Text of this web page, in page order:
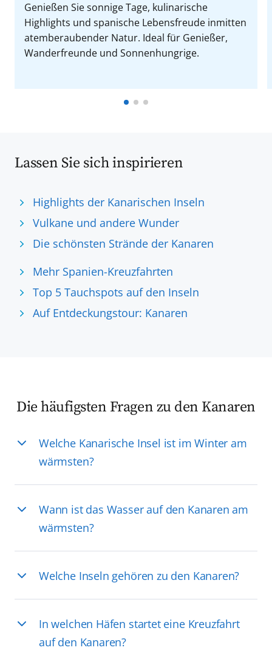
Genießen Sie sonnige Tage, kulinarische
Highlights und spanische Lebensfreude inmitten
atemberaubender Natur. Ideal für Genießer,
Wanderfreunde und Sonnenhungrige.
Lassen Sie sich inspirieren
Highlights der Kanarischen Inseln
Vulkane und andere Wunder
Die schönsten Strände der Kanaren
Mehr Spanien-Kreuzfahrten
Top 5 Tauchspots auf den Inseln
Auf Entdeckungstour: Kanaren
Die häufigsten Fragen zu den Kanaren
Welche Kanarische Insel ist im Winter am
wärmsten?
Wann ist das Wasser auf den Kanaren am
wärmsten?
Welche Inseln gehören zu den Kanaren?
In welchen Häfen startet eine Kreuzfahrt
auf den Kanaren?